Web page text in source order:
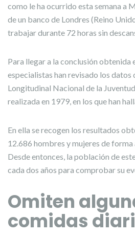
como le ha ocurrido esta semana a
de un banco de Londres (Reino
trabajar durante 72 horas sin
Para llegar a la conclusión obtenida
especialistas han revisado los datos
Longitudinal Nacional de la
realizada en 1979, en los que han
En ella se recogen los resultados
12.686 hombres y mujeres de forma
Desde entonces, la población de
cada dos años para comprobar su
Omiten
comidas